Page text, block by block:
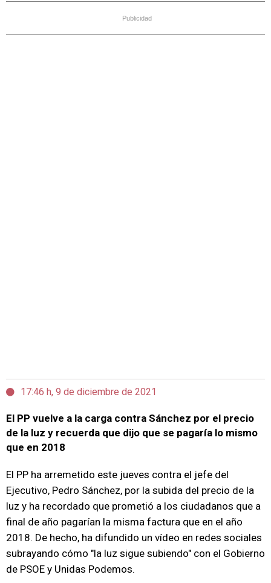
Publicidad
17:46 h, 9 de diciembre de 2021
El PP vuelve a la carga contra Sánchez por el precio
de la luz y recuerda que dijo que se pagaría lo mismo
que en 2018
El PP ha arremetido este jueves contra el jefe del
Ejecutivo, Pedro Sánchez, por la subida del precio de la
luz y ha recordado que prometió a los ciudadanos que a
final de año pagarían la misma factura que en el año
2018. De hecho, ha difundido un vídeo en redes sociales
subrayando cómo "la luz sigue subiendo" con el Gobierno
de PSOE y Unidas Podemos.